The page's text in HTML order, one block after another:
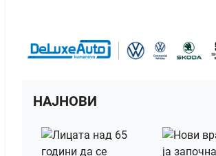
НАЈНОВИ